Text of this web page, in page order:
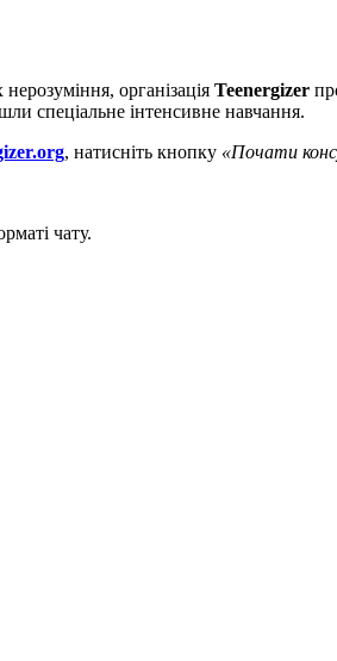
організація Teenergizer
спеціальне інтенсивне навчання.
, натисніть кнопку «Почати
чату.